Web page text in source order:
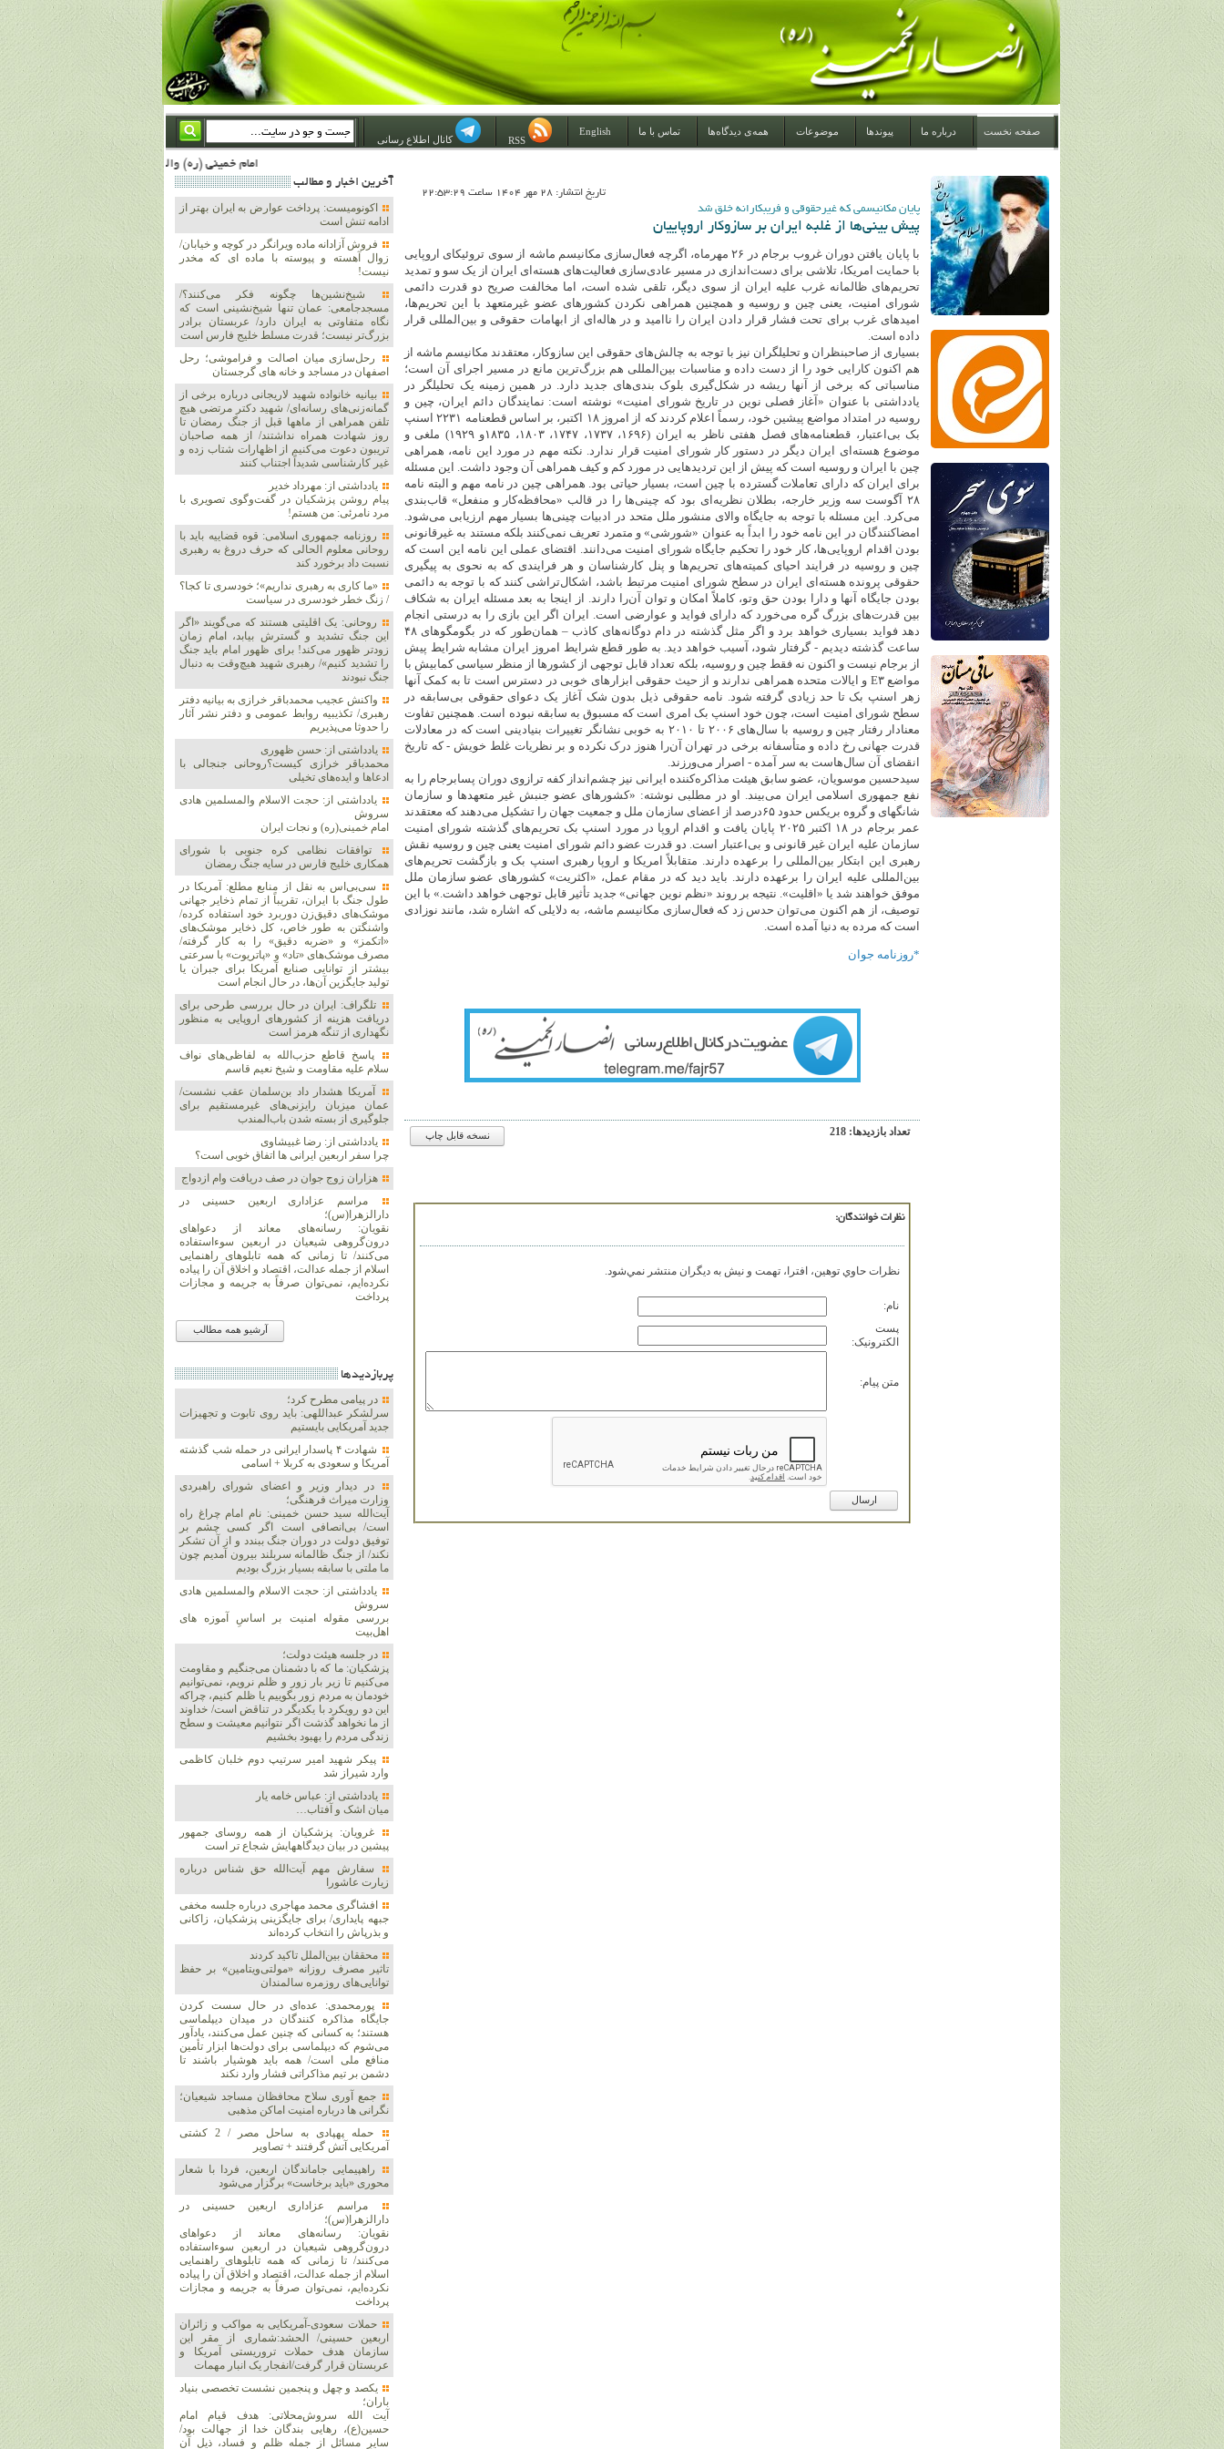
صفحه نخست درباره ما پیوندها موضوعات همه‌ی دیدگاه‌ها تماس با ما
English
کانال اطلاع رسانی
امام خمینی (ره) والله اسلام تمامش سیاست است؛ ***** امام شهید: به گفتار امام و کردار امام اهتمام بورزید ***** امام خمینی(ره): ان شاء الله ما اندوه دلمان را در وقت مناسب با انتقام از امریکا و آل سعود برطرف خواهیم ساخت و داغ و حسرت حلاوت این جنایت بزرگ را بر دلشان خواهیم نهاد 1367/4/29 ***** امام خمینی(رحمة الله علیه) : حکومت آل سعود، این وهابیهای پست بیخبر از خدا بسان خنجرند که همیشه از پشت در قلب مسلمانان فرو رفته‌اند 1366/5/12***** امام خمینی (ره) شهادت در راه خدا مسئله ای نیست که بشود با
تاريخ انتشار: 28 مهر 1404 ساعت 22:53:29
پایان مکانیسمی که غیرحقوقی و فریبکارانه خلق شد
پیش بینی‌ها از غلبه ایران بر سازوکار اروپاییان
با پایان یافتن دوران غروب برجام در ۲۶ مهرماه، اگرچه فعال‌سازی مکانیسم ماشه از سوی تروئیکای اروپایی
با حمایت امریکا، تلاشی برای دست‌اندازی در مسیر عادی‌سازی فعالیت‌های هسته‌ای ایران از یک سو و تمدید
تحریم‌های ظالمانه غرب علیه ایران از سوی دیگر، تلقی شده است، اما مخالفت صریح دو قدرت دائمی
شورای امنیت، یعنی چین و روسیه و همچنین همراهی نکردن کشور‌های عضو غیرمتعهد با این تحریم‌ها،
امید‌های غرب برای تحت فشار قرار دادن ایران را ناامید و در هاله‌ای از ابهامات حقوقی و بین‌المللی قرار
داده است.
بسیاری از صاحبنظران و تحلیلگران نیز با توجه به چالش‌های حقوقی این سازوکار، معتقدند مکانیسم ماشه از
هم اکنون کارایی خود را از دست داده و مناسبات بین‌المللی هم بزرگ‌ترین مانع در مسیر اجرای آن است؛
مناسباتی که برخی از آنها ریشه در شکل‌گیری بلوک بندی‌های جدید دارد. در همین زمینه یک تحلیلگر در
یادداشتی با عنوان «آغاز فصلی نوین در تاریخ شورای امنیت» نوشته است: نمایندگان دائم ایران، چین و
روسیه در امتداد مواضع پیشین خود، رسماً اعلام کردند که از امروز ۱۸ اکتبر، بر اساس قطعنامه ۲۲۳۱ اسنپ
بک بی‌اعتبار، قطعنامه‌های فصل هفتی ناظر به ایران (۱۶۹۶، ۱۷۳۷، ۱۷۴۷، ۱۸۰۳، ۱۸۳۵‌و ۱۹۲۹) ملغی و
موضوع هسته‌ای ایران دیگر در دستور کار شورای امنیت قرار ندارد. نکته مهم در مورد این نامه، همراهی
چین با ایران و روسیه است که پیش از این تردید‌هایی در مورد کم و کیف همراهی آن وجود داشت. این مسئله
برای ایران که دارای تعاملات گسترده با چین است، بسیار حیاتی بود. همراهی چین در نامه مهم و البته نامه
۲۸ آگوست سه وزیر خارجه، بطلان نظریه‌ای بود که چینی‌ها را در قالب «محافظه‌کار و منفعل» قاب‌بندی
می‌کرد. این مسئله با توجه به جایگاه والای منشور ملل متحد در ادبیات چینی‌ها بسیار مهم ارزیابی می‌شود.
امضا‌کنندگان در این نامه خود را ابداً به عنوان «شورشی» و متمرد تعریف نمی‌کنند بلکه مستند به غیرقانونی
بودن اقدام اروپایی‌ها، کار خود را تحکیم جایگاه شورای امنیت می‌دانند. اقتضای عملی این نامه این است که
چین و روسیه در فرایند احیای کمیته‌های تحریم‌ها و پنل کارشناسان و هر فرایندی که به نحوی به پیگیری
حقوقی پرونده هسته‌ای ایران در سطح شورای امنیت مرتبط باشد، اشکال‌تراشی کنند که با توجه به دائمی
بودن جایگاه آنها و دارا بودن حق وتو، کاملاً امکان و توان آن‌را دارند. از اینجا به بعد مسئله ایران به شکاف
بین قدرت‌های بزرگ گره می‌خورد که دارای فواید و عوارضی است. ایران اگر این بازی را به درستی انجام
دهد فواید بسیاری خواهد برد و اگر مثل گذشته در دام دوگانه‌های کاذب – همان‌طور که در بگومگو‌های ۴۸
ساعت گذشته دیدیم - گرفتار شود، آسیب خواهد دید. به طور قطع شرایط امروز ایران مشابه شرایط پیش
از برجام نیست و اکنون نه فقط چین و روسیه، بلکه تعداد قابل توجهی از کشور‌ها از منظر سیاسی کمابیش با
مواضع E۳ و ایالات متحده همراهی ندارند و از حیث حقوقی ابزار‌های خوبی در دسترس است تا به کمک آنها
زهر اسنپ بک تا حد زیادی گرفته شود. نامه حقوقی ذیل بدون شک آغاز یک دعوای حقوقی بی‌سابقه در
سطح شورای امنیت است، چون خود اسنپ بک امری است که مسبوق به سابقه نبوده است. همچنین تفاوت
معنادار رفتار چین و روسیه با سال‌های ۲۰۰۶ تا ۲۰۱۰ به خوبی نشانگر تغییرات بنیادینی است که در معادلات
قدرت جهانی رخ داده و متأسفانه برخی در تهران آن‌را هنوز درک نکرده و بر نظریات غلط خویش - که تاریخ
انقضای آن سال‌هاست به سر آمده - اصرار می‌ورزند.
سیدحسین موسویان، عضو سابق هیئت مذاکره‌کننده ایرانی نیز چشم‌انداز کفه ترازوی دوران پسابرجام را به
نفع جمهوری اسلامی ایران می‌بیند. او در مطلبی نوشته: «کشور‌های عضو جنبش غیر متعهد‌ها و سازمان
شانگهای و گروه بریکس حدود ۶۵درصد از اعضای سازمان ملل و جمعیت جهان را تشکیل می‌دهند که معتقدند
عمر برجام در ۱۸ اکتبر ۲۰۲۵ پایان یافت و اقدام اروپا در مورد اسنپ بک تحریم‌های گذشته شورای امنیت
سازمان علیه ایران غیر قانونی و بی‌اعتبار است. دو قدرت عضو دائم شورای امنیت یعنی چین و روسیه نقش
رهبری این ابتکار بین‌المللی را برعهده دارند. متقابلاً امریکا و اروپا رهبری اسنپ بک و بازگشت تحریم‌های
بین‌المللی علیه ایران را برعهده دارند. باید دید که در مقام عمل، «اکثریت» کشور‌های عضو سازمان ملل
موفق خواهند شد یا «اقلیت». نتیجه بر روند «نظم نوین جهانی» جدید تأثیر قابل توجهی خواهد داشت.» با این
توصیف، از هم اکنون می‌توان حدس زد که فعال‌سازی مکانیسم ماشه، به دلایلی که اشاره شد، مانند نوزادی
است که مرده به دنیا آمده است.
*روزنامه جوان
تعداد بازديدها: 218 نسخه قابل چاپ
نظرات خوانندگان:
نظرات حاوي توهين، افترا، تهمت و نيش به ديگران منتشر نمي‌شود.
نام:
پست
الکترونيک:
متن پيام:
آخرين اخبار و مطالب
اکونومیست: پرداخت عوارض به ایران بهتر از
ادامه تنش است
فروش آزادانه ماده ویرانگر در کوچه و خیابان/
زوال آهسته و پیوسته با ماده ای که مخدر
نیست!
شیخ‌نشین‌ها چگونه فکر می‌کنند؟/
مسجدجامعی: عمان تنها شیخ‌نشینی است که
نگاه متفاوتی به ایران دارد/ عربستان برادر
بزرگ‌تر نیست؛ قدرت مسلط خلیج فارس است
رحل‌سازی میان اصالت و فراموشی؛ رحل
اصفهان در مساجد و خانه های گرجستان
بیانیه خانواده شهید لاریجانی درباره برخی از
گمانه‌زنی‌های رسانه‌ای/ شهید دکتر مرتضی هیچ
تلفن همراهی از ماهها قبل از جنگ رمضان تا
روز شهادت همراه نداشتند/ از همه صاحبان
تریبون دعوت می‌کنیم از اظهارات شتاب زده و
غیر کارشناسی شدیداً اجتناب کنند
یادداشتی از: مهرداد خدیر
پیام روشن پزشکیان در گفت‌و‌گوی تصویری با
مرد نامرئی: من هستم!
روزنامه جمهوری اسلامی: قوه قضاییه باید با
روحانی معلوم الحالی که حرف دروغ به رهبری
نسبت داد برخورد کند
«ما کاری به رهبری نداریم»؛ خودسری تا کجا؟
/ زنگ خطر خودسری در سیاست
روحانی: یک اقلیتی هستند که می‌گویند «اگر
این جنگ تشدید و گسترش بیابد، امام زمان
زودتر ظهور می‌کند! برای ظهور امام باید جنگ
را تشدید کنیم»/ رهبری شهید هیچ‌وقت به دنبال
جنگ نبودند
واکنش عجیب محمدباقر خرازی به بیانیه دفتر
رهبری/ تکذیبیه روابط عمومی و دفتر نشر آثار
را حدوثا می‌پذیریم
یادداشتی از: حسن ظهوری
محمدباقر خرازی کیست؟روحانی جنجالی با
ادعاها و ایده‌های تخیلی
یادداشتی از: حجت الاسلام والمسلمین هادی
سروش
امام خمینی(ره) و نجات ایران
توافقات نظامی کره جنوبی با شورای
همکاری خلیج فارس در سایه جنگ رمضان
سی‌بی‌اس به نقل از منابع مطلع: آمریکا در
طول جنگ با ایران، تقریباً از تمام ذخایر جهانی
موشک‌های دقیق‌زن دوربرد خود استفاده کرده/
واشنگتن به طور خاص، کل ذخایر موشک‌های
«اتکمز» و «ضربه دقیق» را به کار گرفته/
مصرف موشک‌های «تاد» و «پاتریوت» با سرعتی
بیشتر از توانایی صنایع آمریکا برای جبران یا
تولید جایگزین آن‌ها، در حال انجام است
تلگراف: ایران در حال بررسی طرحی برای
دریافت هزینه از کشورهای اروپایی به منظور
نگهداری از تنگه هرمز است
پاسخ قاطع حزب‌الله به لفاظی‌های نواف
سلام علیه مقاومت و شیخ نعیم قاسم
آمریکا هشدار داد بن‌سلمان عقب نشست/
عمان میزبان رایزنی‌های غیرمستقیم برای
جلوگیری از بسته شدن باب‌المندب
یادداشتی از: رضا غبیشاوی
چرا سفر اربعین ایرانی ها اتفاق خوبی است؟
هزاران زوج‌ جوان در صف دریافت وام ازدواج
مراسم عزاداری اربعین حسینی در
دارالزهرا(س)؛
نقویان: رسانه‌های معاند از دعواهای
درون‌گروهی شیعیان در اربعین سوءاستفاده
می‌کنند/ تا زمانی که همه تابلوهای راهنمایی
اسلام از جمله عدالت، اقتصاد و اخلاق آن را پیاده
نکرده‌ایم، نمی‌توان صرفاً به جریمه و مجازات
پرداخت
آرشیو همه مطالب
پربازديدها
در پیامی مطرح کرد؛
سرلشکر عبداللهی: باید روی تابوت و تجهیزات
جدید آمریکایی بایستیم
شهادت ۴ پاسدار ایرانی در حمله شب گذشته
آمریکا و سعودی به کربلا + اسامی
در دیدار وزیر و اعضای شورای راهبردی
وزارت‌ میراث فرهنگی؛
آیت‌الله سید حسن خمینی: نام امام چراغ راه
است/ بی‌انصافی است‌ اگر کسی چشم بر
توفیق دولت‌ در دوران جنگ ببندد و از آن تشکر
نکند/ از جنگ ظالمانه سربلند بیرون آمدیم چون
ما ملتی با سابقه بسیار بزرگ بودیم
یادداشتی از: حجت الاسلام والمسلمین هادی
سروش
بررسی مقوله امنیت بر اساسِ آموزه های
اهل‌بیت
در جلسه هیئت دولت؛
پزشکیان: ما که با دشمنان می‌جنگیم و مقاومت
می‌کنیم تا زیر بار زور و ظلم نرویم، نمی‌توانیم
خودمان به مردم زور بگوییم یا ظلم کنیم، چراکه
این دو رویکرد با یکدیگر در تناقض است/ خداوند
از ما نخواهد گذشت اگر نتوانیم معیشت و سطح
زندگی مردم را بهبود بخشیم
پیکر شهید امیر سرتیپ دوم خلبان کاظمی
وارد شیراز شد
یادداشتی از: عباس خامه یار
میان اشک و آفتاب…
غرویان: پزشکیان از همه روسای جمهور
پیشین در بیان دیدگاههایش شجاع تر است
سفارش مهم آیت‌الله حق شناس درباره
زیارت عاشورا
افشاگری محمد مهاجری درباره جلسه مخفی
جبهه پایداری/ برای جایگزینی پزشکیان، زاکانی
و بذرپاش را انتخاب کرده‌اند
محققان بین‌الملل تاکید کردند
تاثیر مصرف روزانه «مولتی‌ویتامین» بر حفظ
توانایی‌های روزمره سالمندان
پورمحمدی: عده‌ای در حال سست کردن
جایگاه مذاکره کنندگان در میدان دیپلماسی
هستند؛ به کسانی که چنین عمل می‌کنند، یادآور
می‌شوم که دیپلماسی برای دولت‌ها ابزار تأمین
منافع ملی است/ همه باید هوشیار باشند تا
دشمن بر تیم مذاکراتی فشار وارد نکند
جمع آوری سلاح محافظان مساجد شیعیان؛
نگرانی ها درباره امنیت اماکن مذهبی
حمله پهپادی به ساحل مصر / 2 کشتی
آمریکایی آتش گرفتند + تصاویر
راهپیمایی جاماندگان اربعین، فردا با شعار
محوری «باید برخاست» برگزار می‌شود
مراسم عزاداری اربعین حسینی در
دارالزهرا(س)؛
نقویان: رسانه‌های معاند از دعواهای
درون‌گروهی شیعیان در اربعین سوءاستفاده
می‌کنند/ تا زمانی که همه تابلوهای راهنمایی
اسلام از جمله عدالت، اقتصاد و اخلاق آن را پیاده
نکرده‌ایم، نمی‌توان صرفاً به جریمه و مجازات
پرداخت
حملات سعودی-آمریکایی به مواکب و زائران
اربعین حسینی/ الحشد:شماری از مقر این
سازمان هدف حملات تروریستی آمریکا و
عربستان قرار گرفت/انفجار یک انبار مهمات
یکصد و چهل و پنجمین نشست تخصصی بنیاد
باران؛
آیت الله سروش‌محلاتی: هدف قیام امام
حسین(ع)، رهایی بندگان خدا از جهالت بود/
سایر مسائل از جمله ظلم و فساد، ذیل آن